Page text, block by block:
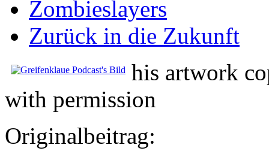
Zombieslayers
Zurück in die Zukunft
his artwork
with permission
Originalbeitrag: